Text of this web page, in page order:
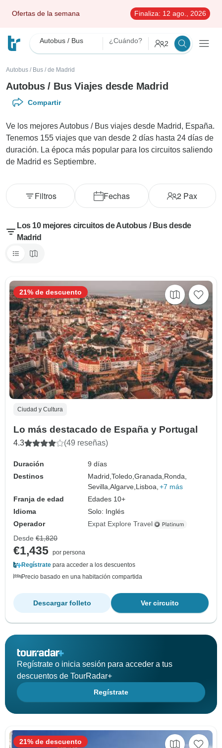
Ofertas de la semana Finaliza: 12 ago., 2026
Autobus / Bus ¿Cuándo? 2
Autobus / Bus / de Madrid
Autobus / Bus Viajes desde Madrid
Compartir
Ve los mejores Autobus / Bus viajes desde Madrid, España.
Tenemos 155 viajes que van desde 2 días hasta 24 días de
duración. La época más popular para los circuitos saliendo
de Madrid es Septiembre.
Fechas 2 Pax
Filtros
Los 10 mejores circuitos de Autobus / Bus desde
Madrid
Ciudad y Cultura
Lo más destacado de España y Portugal
4.3 (49 reseñas)
Duración
9 días
Destinos
Madrid,Toledo,Granada, Ronda,
Sevilla,Algarve, Lisboa, +7 más
Franja de edad
Edades 10+
Idioma
Solo: Inglés
Operador
Expat Explore Travel
21% de descuento
Desde €1,820
€1,435 por persona
Regístrate para acceder a los descuentos
Precio basado en una habitación compartida
Ver circuito
Descargar folleto
Regístrate o inicia sesión para acceder a tus
descuentos de TourRadar+
Regístrate
21% de descuento